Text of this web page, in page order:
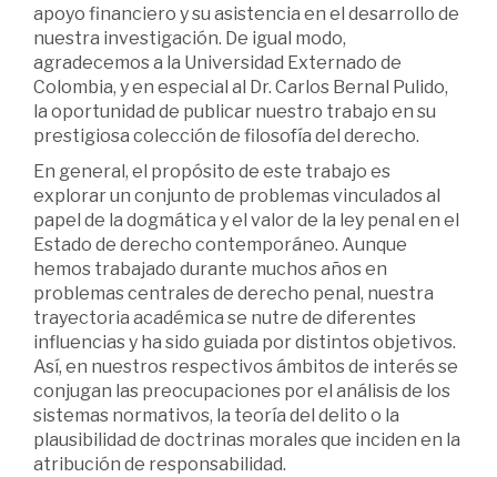
apoyo financiero y su asistencia en el desarrollo de
nuestra investigación. De igual modo,
agradecemos a la Universidad Externado de
Colombia, y en especial al Dr. Carlos Bernal Pulido,
la oportunidad de publicar nuestro trabajo en su
prestigiosa colección de filosofía del derecho.
En general, el propósito de este trabajo es
explorar un conjunto de problemas vinculados al
papel de la dogmática y el valor de la ley penal en el
Estado de derecho contemporáneo. Aunque
hemos trabajado durante muchos años en
problemas centrales de derecho penal, nuestra
trayectoria académica se nutre de diferentes
influencias y ha sido guiada por distintos objetivos.
Así, en nuestros respectivos ámbitos de interés se
conjugan las preocupaciones por el análisis de los
sistemas normativos, la teoría del delito o la
plausibilidad de doctrinas morales que inciden en la
atribución de responsabilidad.